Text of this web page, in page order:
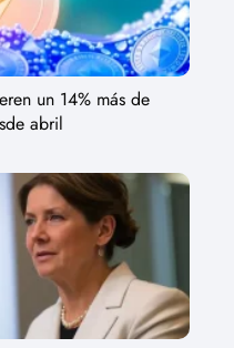
un 14% más de
abril